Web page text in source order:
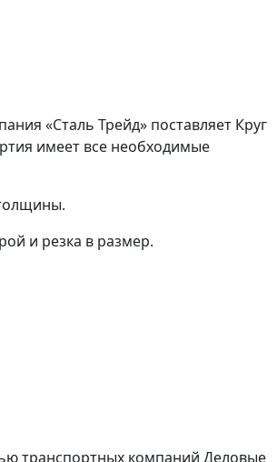
«Сталь Трейд» поставляет Круг
имеет все необходимые
и резка в размер.
транспортных компаний Деловые